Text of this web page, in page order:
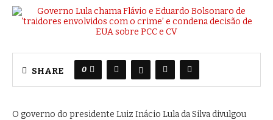
SHARE 0
O governo do presidente Luiz Inácio Lula da Silva divulgou